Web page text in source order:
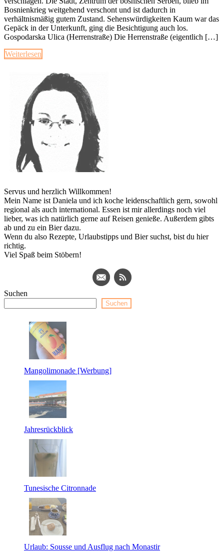
Bosnienkrieg weitgehend verschont und ist dadurch in
verhältnismäßig gutem Zustand. Sehenswürdigkeiten Kaum war das
Gepäck in der Unterkunft, ging die Besichtigung auch los.
Gospodarska Ulica (Herrenstraße) Die Herrenstraße (eigentlich […]
Weiterlesen
Servus und herzlich Willkommen!
Mein Name ist Daniela und ich koche leidenschaftlich gern, sowohl
regional als auch international. Essen ist mir allerdings noch viel
lieber, was ich natürlich gerne auf Reisen genieße. Außerdem gibts
ab und zu ein Bier dazu.
Wenn du also Rezepte, Urlaubstipps und Bier suchst, bist du hier
richtig.
Viel Spaß beim Stöbern!
Suchen
Suchen
Mangolimonade [Werbung]
Jahresrückblick
Tunesische Citronnade
Urlaub: Sousse und Ausflug nach Monastir